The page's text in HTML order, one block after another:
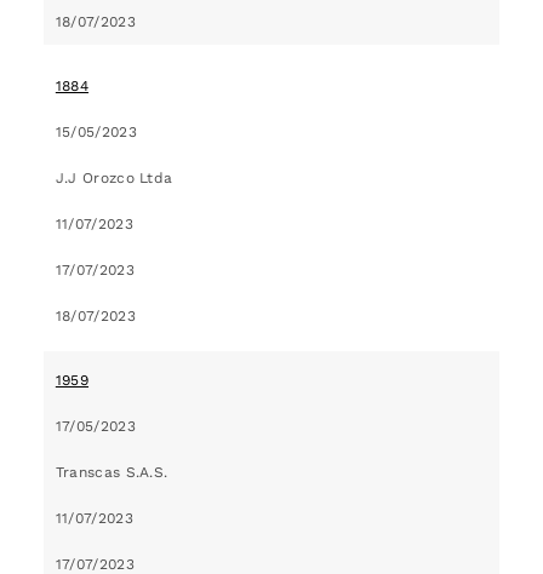
18/07/2023
1884
15/05/2023
J.J Orozco Ltda
11/07/2023
17/07/2023
18/07/2023
1959
17/05/2023
Transcas S.A.S.
11/07/2023
17/07/2023